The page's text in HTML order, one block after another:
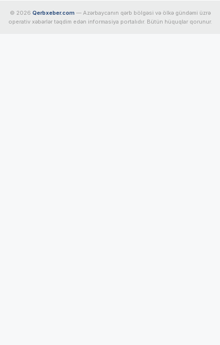
© 2026 Qerbxeber.com — Azərbaycanın qərb bölgəsi və ölkə gündəmi üzrə
operativ xəbərlər təqdim edən informasiya portalıdır. Bütün hüquqlar qorunur.